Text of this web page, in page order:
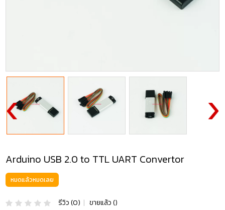
Arduino USB 2.0 to TTL UART Convertor
หมดแล้วหมดเลย
รีวิว (0) | ขายแล้ว ()